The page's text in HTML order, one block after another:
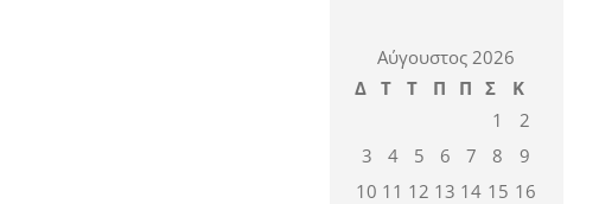
Αύγουστος 2026
Δ
Τ Τ Π Π Σ
Κ
1
2
3
4 5 6 7 8
9
10 11 12 13 14 15 16